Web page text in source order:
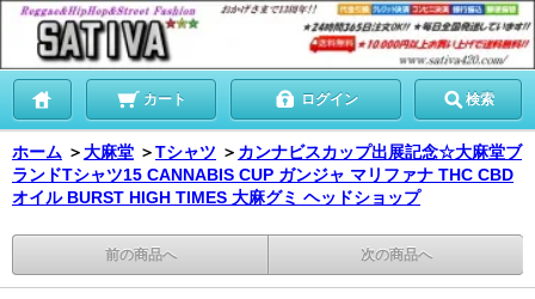
カート ログイン 検索
ホーム ＞大麻堂 ＞Tシャツ ＞ カンナビスカップ出展記念☆大麻堂ブ
ランドTシャツ15 CANNABIS CUP ガンジャ マリファナ THC CBD
オイル BURST HIGH TIMES 大麻グミ ヘッドショップ
前の商品へ 次の商品へ